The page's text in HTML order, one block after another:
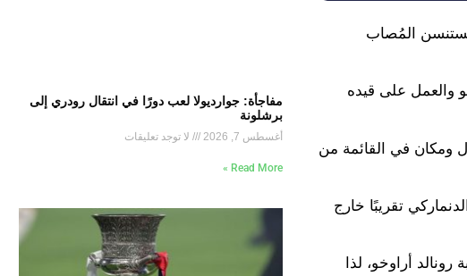
بدلًا من أندرياس كريستنسن المُصاب
والعمل على قيده
الأموال ومكان في القائمة من
تقريبًا خارج
أراوخو، لذا
مفاجأة: جوارديولا لعب دورًا في انتقال رودري إلى
برشلونة
أغسطس 7, 2026 لا توجد تعليقات
Read More »